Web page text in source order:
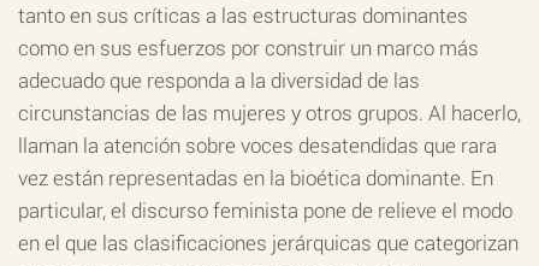
tanto en sus críticas a las estructuras dominantes
como en sus esfuerzos por construir un marco más
adecuado que responda a la diversidad de las
circunstancias de las mujeres y otros grupos. Al hacerlo,
llaman la atención sobre voces desatendidas que rara
vez están representadas en la bioética dominante. En
particular, el discurso feminista pone de relieve el modo
en el que las clasificaciones jerárquicas que categorizan